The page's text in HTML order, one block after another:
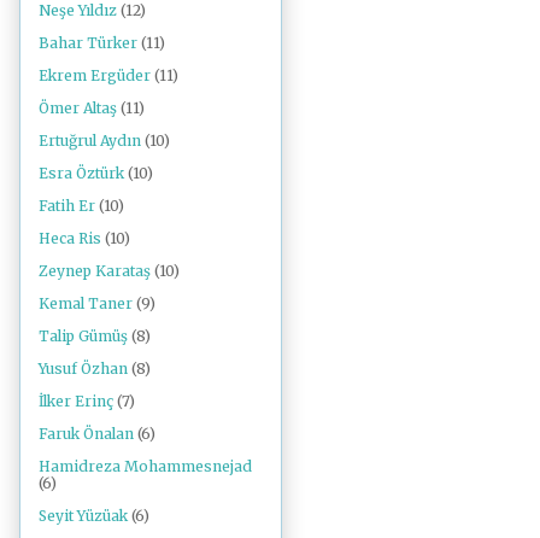
Neşe Yıldız (12)
Bahar Türker (11)
Ekrem Ergüder (11)
Ömer Altaş (11)
Ertuğrul Aydın (10)
Esra Öztürk (10)
Fatih Er (10)
Heca Ris (10)
Zeynep Karataş (10)
Kemal Taner (9)
Talip Gümüş (8)
Yusuf Özhan (8)
İlker Erinç (7)
Faruk Önalan (6)
Hamidreza Mohammesnejad
(6)
Seyit Yüzüak (6)